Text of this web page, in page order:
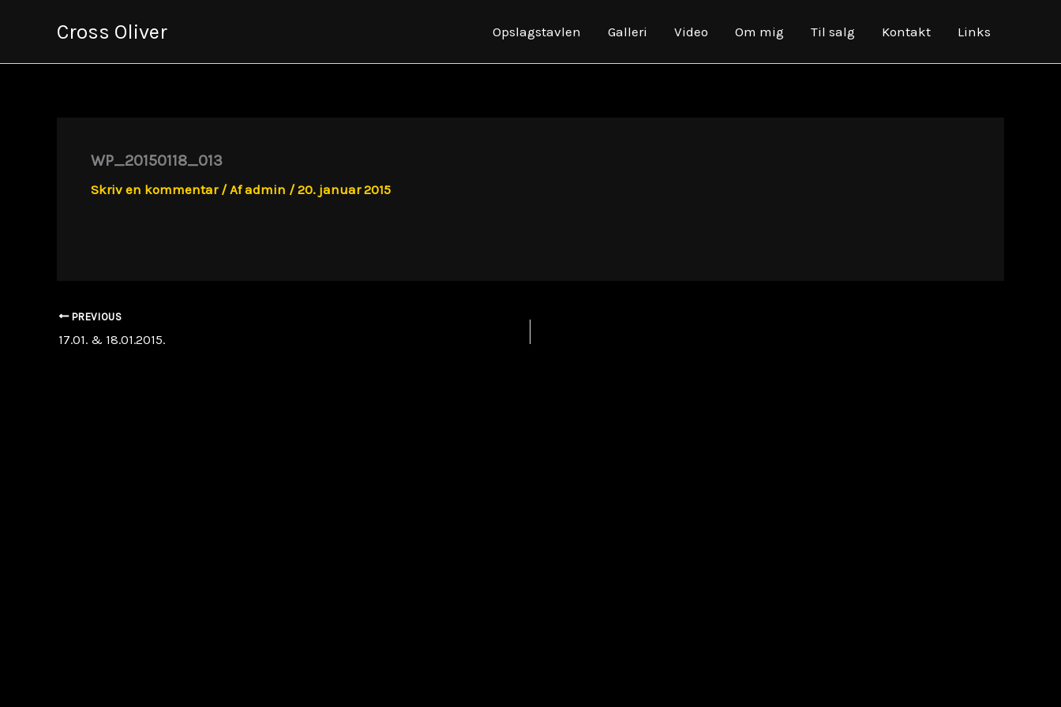
Cross Oliver Opslagstavlen Galleri Video Om mig Til salg Kontakt Links
WP_20150118_013
Skriv en kommentar / Afadmin /20. januar 2015
PREVIOUS
17.01. & 18.01.2015.